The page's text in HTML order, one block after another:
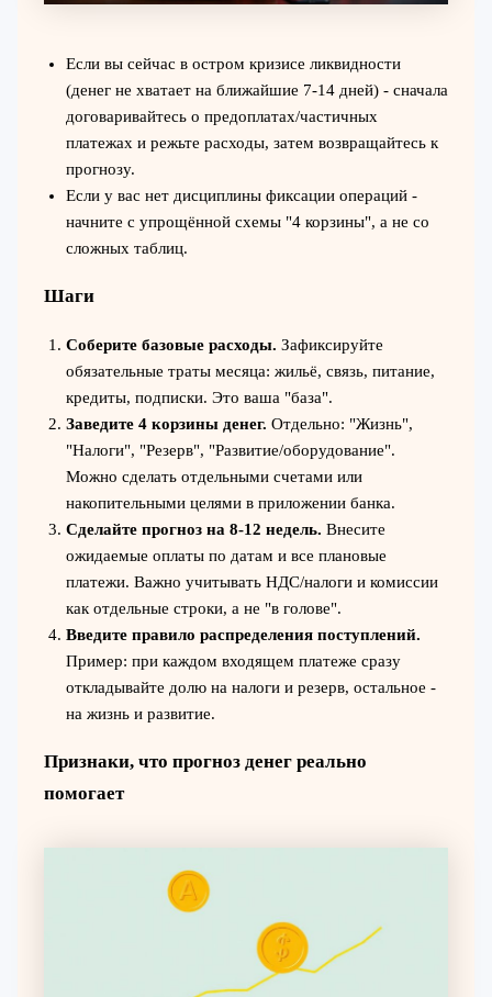
Если вы сейчас в остром кризисе ликвидности
(денег не хватает на ближайшие 7-14 дней) - сначала
договаривайтесь о предоплатах/частичных
платежах и режьте расходы, затем возвращайтесь к
прогнозу.
Если у вас нет дисциплины фиксации операций -
начните с упрощённой схемы "4 корзины", а не со
сложных таблиц.
Шаги
Соберите базовые расходы. Зафиксируйте
обязательные траты месяца: жильё, связь, питание,
кредиты, подписки. Это ваша "база".
Заведите 4 корзины денег. Отдельно: "Жизнь",
"Налоги", "Резерв", "Развитие/оборудование".
Можно сделать отдельными счетами или
накопительными целями в приложении банка.
Сделайте прогноз на 8-12 недель. Внесите
ожидаемые оплаты по датам и все плановые
платежи. Важно учитывать НДС/налоги и комиссии
как отдельные строки, а не "в голове".
Введите правило распределения поступлений.
Пример: при каждом входящем платеже сразу
откладывайте долю на налоги и резерв, остальное -
на жизнь и развитие.
Признаки, что прогноз денег реально
помогает